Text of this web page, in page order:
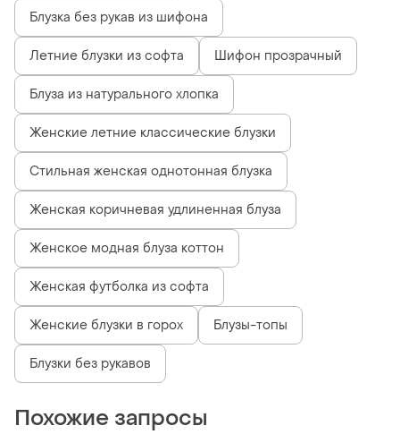
Блузка без рукав из шифона
Летние блузки из софта Шифон прозрачный
Блуза из натурального хлопка
Женские летние классические блузки
Стильная женская однотонная блузка
Женская коричневая удлиненная блуза
Женское модная блуза коттон
Женская футболка из софта
Женские блузки в горох Блузы-топы
Блузки без рукавов
Похожие запросы